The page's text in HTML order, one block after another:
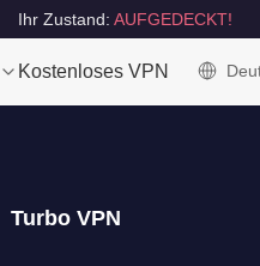
Ihr Zustand: AUFGEDECKT!
Kostenloses VPN
Turbo VPN